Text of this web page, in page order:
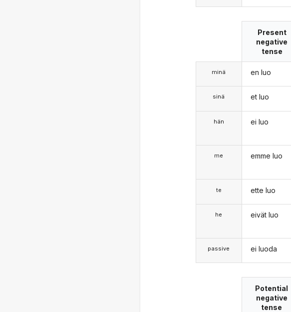
minä
sinä
hän
me
te
he
passive
Present
negative
tense
en luo
et luo
ei luo
emme luo
ette luo
eivät luo
ei luoda
Potential
negative
tense